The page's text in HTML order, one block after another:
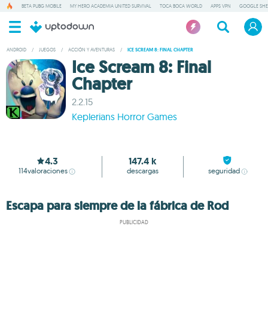
BETA PUBG MOBILE MY HERO ACADEMIA UNITED SURVIVAL TOCA BOCA WORLD APPS VPN GOOGLE
ANDROID / JUEGOS / ACCIÓN Y AVENTURAS / ICE SCREAM 8: FINAL CHAPTER
Ice Scream 8: Final
Chapter
2.2.15
Keplerians Horror Games
4.3
114valoraciones
147.4 k
descargas seguridad
Escapa para siempre de la fábrica de Rod
PUBLICIDAD